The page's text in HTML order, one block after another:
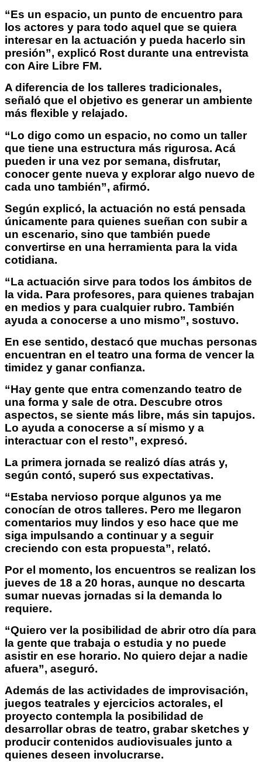
“Es un espacio, un punto de encuentro para
los actores y para todo aquel que se quiera
interesar en la actuación y pueda hacerlo sin
presión”, explicó Rost durante una entrevista
con Aire Libre FM.
A diferencia de los talleres tradicionales,
señaló que el objetivo es generar un ambiente
más flexible y relajado.
“Lo digo como un espacio, no como un taller
que tiene una estructura más rigurosa. Acá
pueden ir una vez por semana, disfrutar,
conocer gente nueva y explorar algo nuevo de
cada uno también”, afirmó.
Según explicó, la actuación no está pensada
únicamente para quienes sueñan con subir a
un escenario, sino que también puede
convertirse en una herramienta para la vida
cotidiana.
“La actuación sirve para todos los ámbitos de
la vida. Para profesores, para quienes trabajan
en medios y para cualquier rubro. También
ayuda a conocerse a uno mismo”, sostuvo.
En ese sentido, destacó que muchas personas
encuentran en el teatro una forma de vencer la
timidez y ganar confianza.
“Hay gente que entra comenzando teatro de
una forma y sale de otra. Descubre otros
aspectos, se siente más libre, más sin tapujos.
Lo ayuda a conocerse a sí mismo y a
interactuar con el resto”, expresó.
La primera jornada se realizó días atrás y,
según contó, superó sus expectativas.
“Estaba nervioso porque algunos ya me
conocían de otros talleres. Pero me llegaron
comentarios muy lindos y eso hace que me
siga impulsando a continuar y a seguir
creciendo con esta propuesta”, relató.
Por el momento, los encuentros se realizan los
jueves de 18 a 20 horas, aunque no descarta
sumar nuevas jornadas si la demanda lo
requiere.
“Quiero ver la posibilidad de abrir otro día para
la gente que trabaja o estudia y no puede
asistir en ese horario. No quiero dejar a nadie
afuera”, aseguró.
Además de las actividades de improvisación,
juegos teatrales y ejercicios actorales, el
proyecto contempla la posibilidad de
desarrollar obras de teatro, grabar sketches y
producir contenidos audiovisuales junto a
quienes deseen involucrarse.